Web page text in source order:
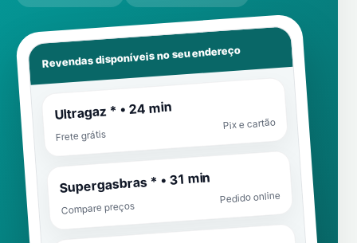
Revendas disponíveis no seu endereço
Ultragaz * • 24 min
Frete grátis
Pix e cartão
Supergasbras * • 31 min
Compare preços
Pedido online